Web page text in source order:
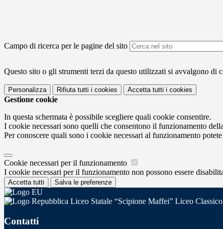
Campo di ricerca per le pagine del sito
Questo sito o gli strumenti terzi da questo utilizzati si avvalgono di
Personalizza Rifiuta tutti i cookies Accetta tutti i cookies
Gestione cookie
In questa schermata è possibile scegliere quali cookie consentire.
I cookie necessari sono quelli che consentono il funzionamento
Per conoscere quali sono i cookie necessari al funzionamento
Cookie necessari per il funzionamento
I cookie necessari per il funzionamento non possono essere
Accetta tutti Salva le preferenze
Liceo Statale “Scipione Maffei” Liceo
Contatti